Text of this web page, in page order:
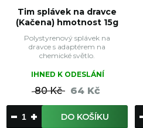
Tim splávek na dravce
(Kačena) hmotnost 15g
Polystyrenový splávek na
dravce s adaptérem na
chemické světlo.
IHNED K ODESLÁNÍ
80 Kč 64 Kč
DO KOŠÍKU